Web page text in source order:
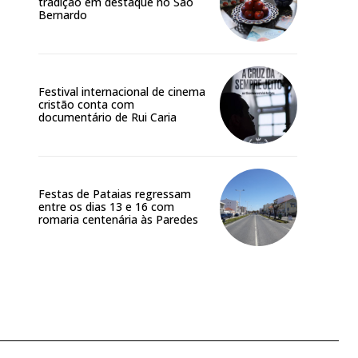
Bernardo
Festival internacional de cinema
cristão conta com
documentário de Rui Caria
Festas de Pataias regressam
entre os dias 13 e 16 com
romaria centenária às Paredes